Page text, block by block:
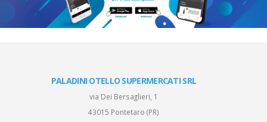
PALADINI OTELLO SUPERMERCATI SRL
via Dei Bersaglieri, 1
43015 Pontetaro (PR)